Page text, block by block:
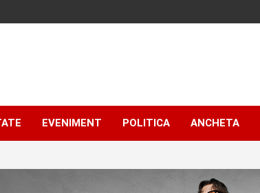
EVENIMENT POLITICA ANCHETA